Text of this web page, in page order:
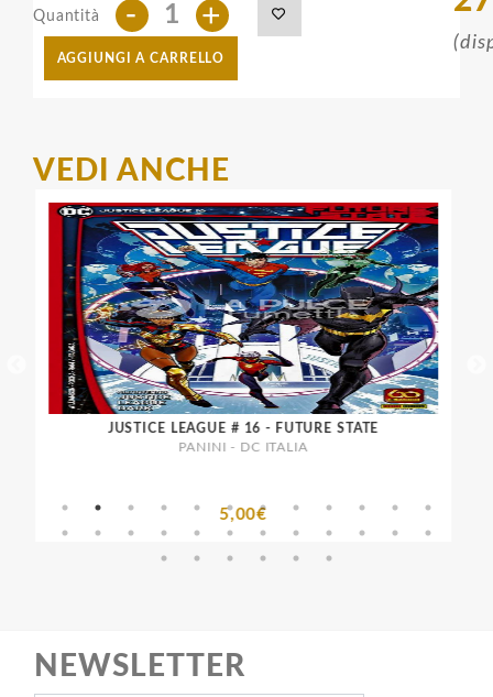
Quantità - +
AGGIUNGI A CARRELLO
VEDI ANCHE
JUSTICE LEAGUE # 16 - FUTURE STATE
PANINI - DC ITALIA
5,00€
NEWSLETTER